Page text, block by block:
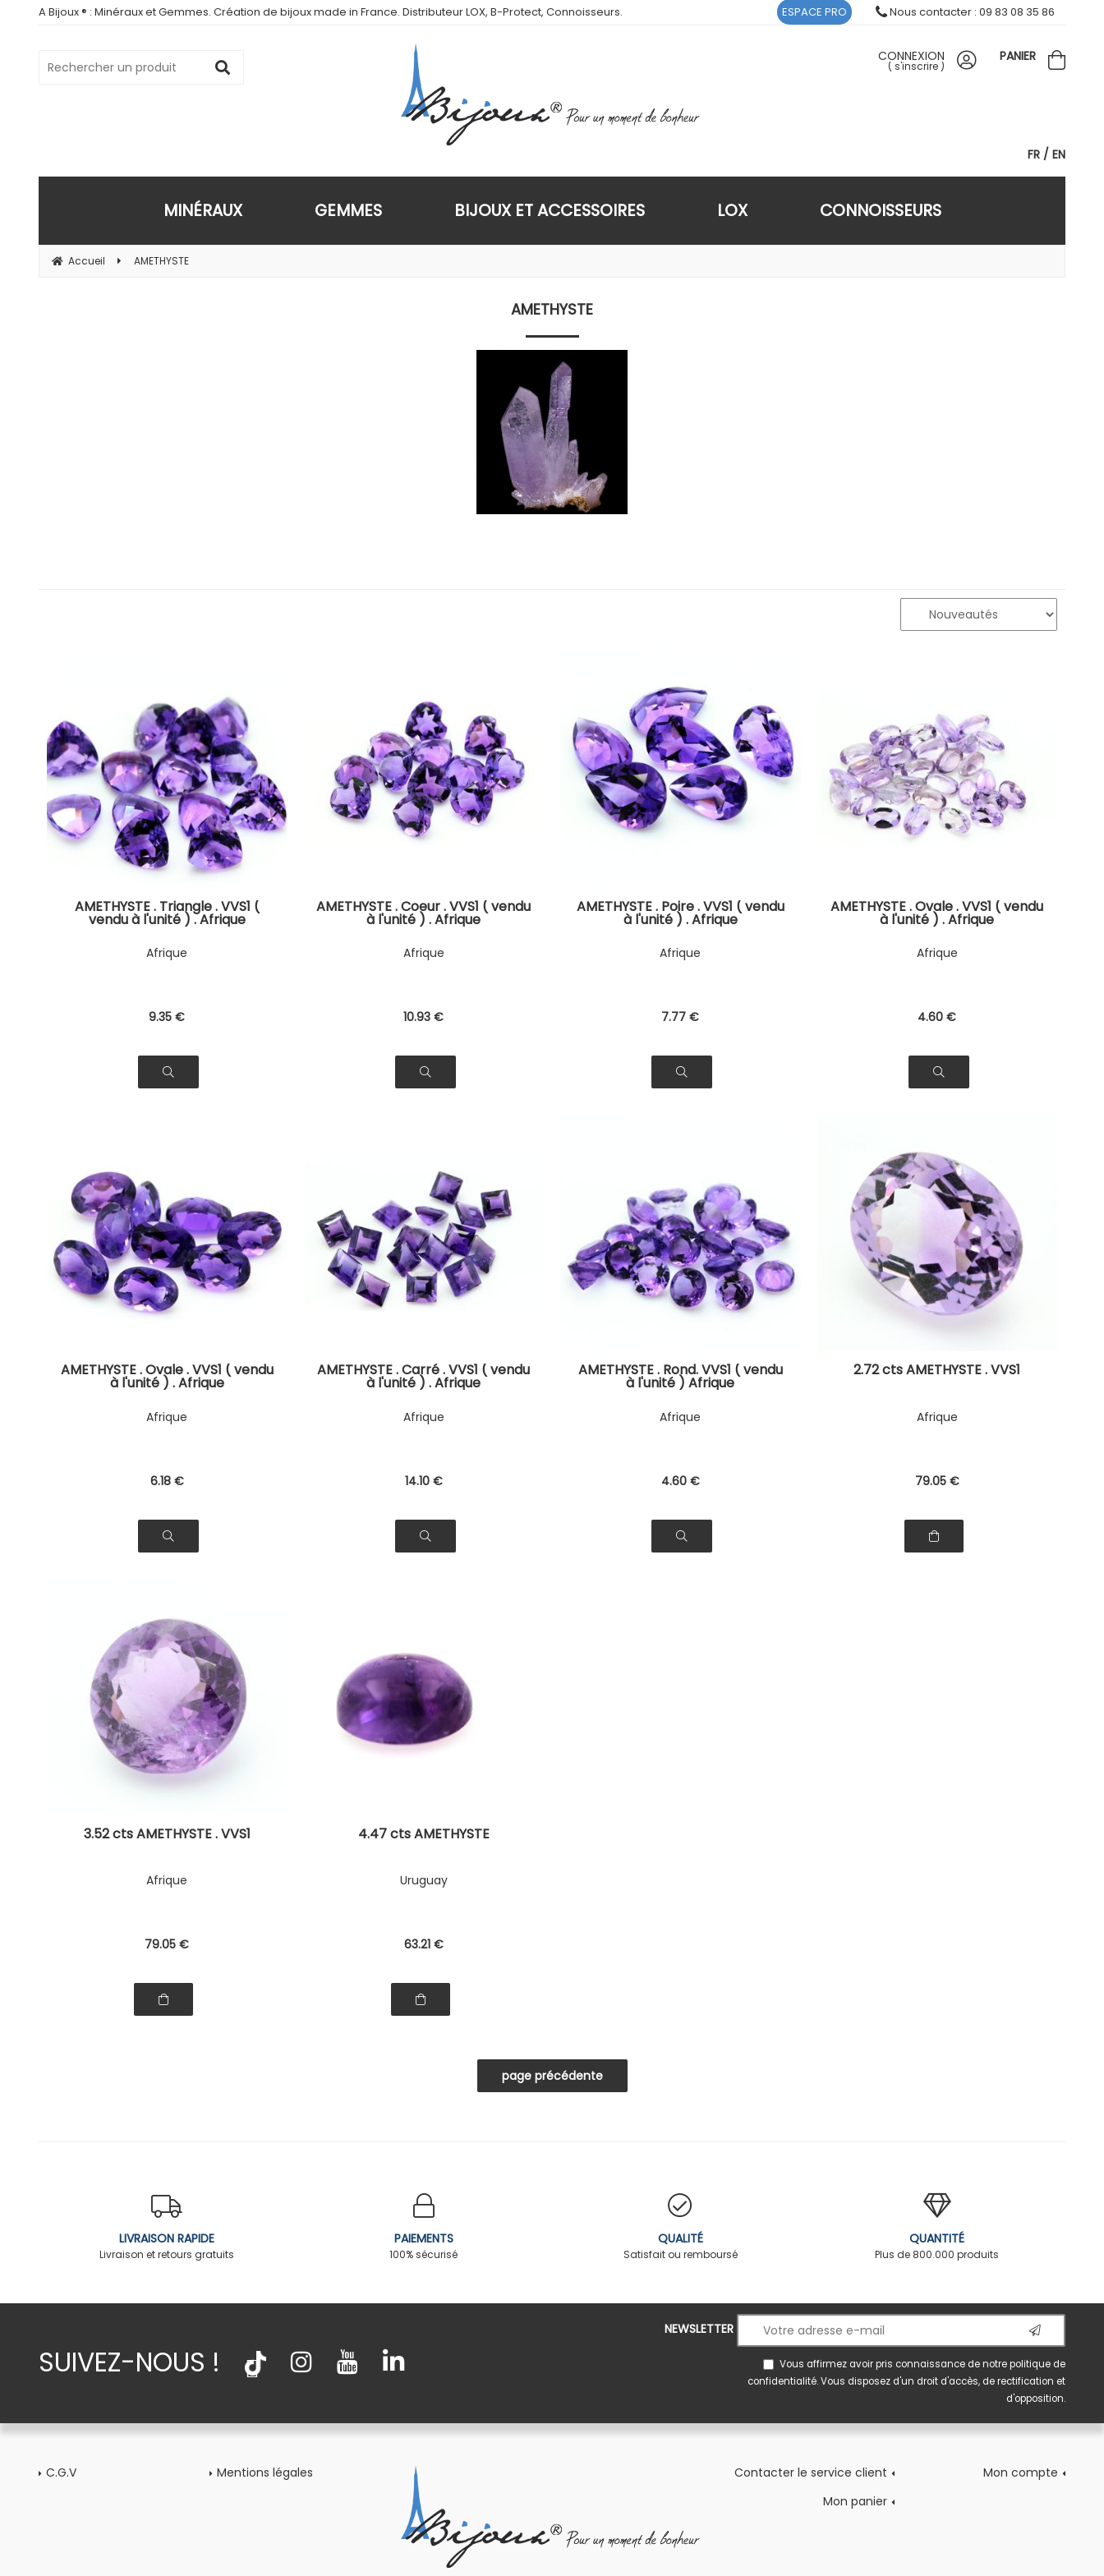
A Bijoux ® : Minéraux et Gemmes. Création de bijoux made in France. Distributeur LOX, B-Protect, Connoisseurs.
FR EN
CONNEXION
( s'inscrire )
PANIER
MINÉRAUX GEMMES BIJOUX ET ACCESSOIRES LOX CONNOISSEURS
Accueil AMETHYSTE
AMETHYSTE
AMETHYSTE . Triangle . VVS1 (
vendu à l'unité ) . Afrique
Afrique
9.35 €
AMETHYSTE . Coeur . VVS1 ( vendu
à l'unité ) . Afrique
Afrique
10.93 €
AMETHYSTE . Poire . VVS1 ( vendu
à l'unité ) . Afrique
Afrique
7.77 €
AMETHYSTE . Ovale . VVS1 ( vendu
à l'unité ) . Afrique
Afrique
4.60 €
AMETHYSTE . Ovale . VVS1 ( vendu
à l'unité ) . Afrique
Afrique
6.18 €
AMETHYSTE . Carré . VVS1 ( vendu
à l'unité ) . Afrique
Afrique
14.10 €
AMETHYSTE . Rond. VVS1 ( vendu
à l'unité ) Afrique
Afrique
4.60 €
2.72 cts AMETHYSTE . VVS1
Afrique
79.05 €
3.52 cts AMETHYSTE . VVS1
Afrique
79.05 €
4.47 cts AMETHYSTE
Uruguay
63.21 €
ESPACE PRO Nous contacter : 09 83 08 35 86
LIVRAISON RAPIDE
Livraison et retours gratuits
PAIEMENTS
100% sécurisé
QUALITÉ
Satisfait ou remboursé
QUANTITÉ
Plus de 800.000 produits
SUIVEZ-NOUS !
NEWSLETTER
Vous affirmez avoir pris connaissance de notrepolitique de
confidentialité. Vous disposez d'un droit d'accès, de rectification et
d'opposition.
C.G.V Mentions légales Contacter le service client
Mon compte
Mon panier